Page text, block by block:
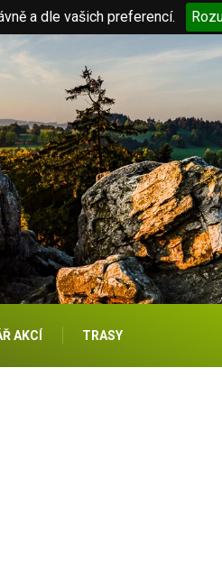
a dle vašich preferencí.
AKCÍ TRASY